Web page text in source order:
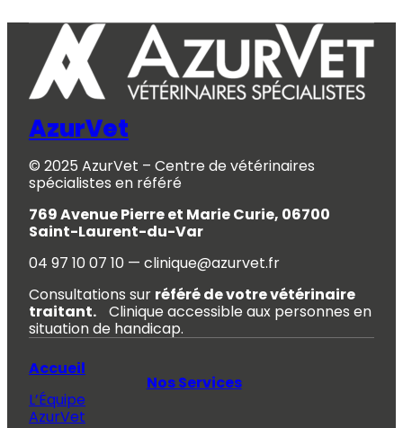
AzurVet
© 2025 AzurVet – Centre de vétérinaires
spécialistes en référé
769 Avenue Pierre et Marie Curie, 06700
Saint-Laurent-du-Var
04 97 10 07 10 — clinique@azurvet.fr
Consultations sur référé de votre vétérinaire
traitant. Clinique accessible aux personnes en
situation de handicap.
Accueil
L’Équipe
AzurVet
Nos Services